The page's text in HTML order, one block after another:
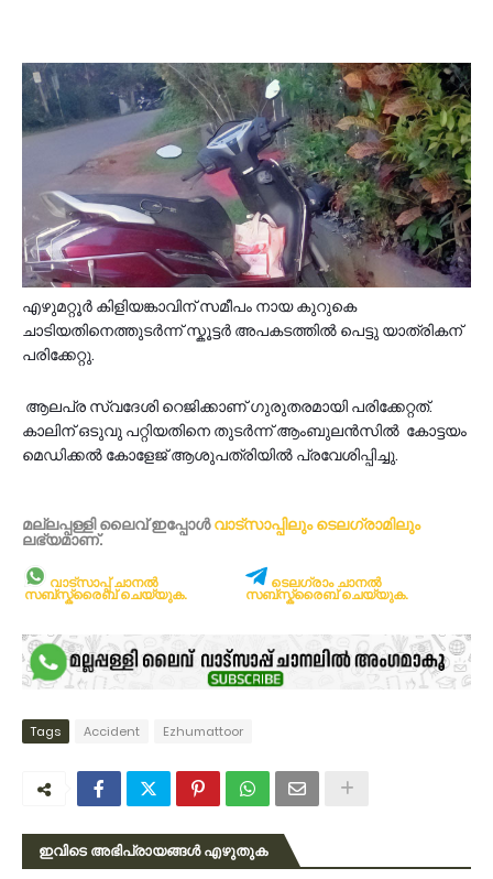
എഴുമറ്റൂർ കിളിയങ്കാവിന് സമീപം നായ കുറുകെ
ചാടിയതിനെത്തുടർന്ന് സ്കൂട്ടർ അപകടത്തിൽ പെട്ടു യാത്രികന്
പരിക്കേറ്റു.
ആലപ്ര സ്വദേശി റെജിക്കാണ് ഗുരുതരമായി പരിക്കേറ്റത്.
കാലിന് ഒടുവു പറ്റിയതിനെ തുടർന്ന് ആംബുലൻസിൽ കോട്ടയം
മെഡിക്കൽ കോളേജ് ആശുപത്രിയിൽ പ്രവേശിപ്പിച്ചു.
മല്ലപ്പള്ളി ലൈവ് ഇപ്പോള്‍വാട്സാപ്പിലും ടെലഗ്രാമിലും
ലഭ്യമാണ്‌.
വാട്സാപ്പ് ചാനൽ
സബ്സ്ക്രൈബ് ചെയ്യുക.
ടെലഗ്രാം ചാനൽ
സബ്സ്ക്രൈബ് ചെയ്യുക.
Tags Accident Ezhumattoor
ഇവിടെ അഭിപ്രായങ്ങൾ എഴുതുക